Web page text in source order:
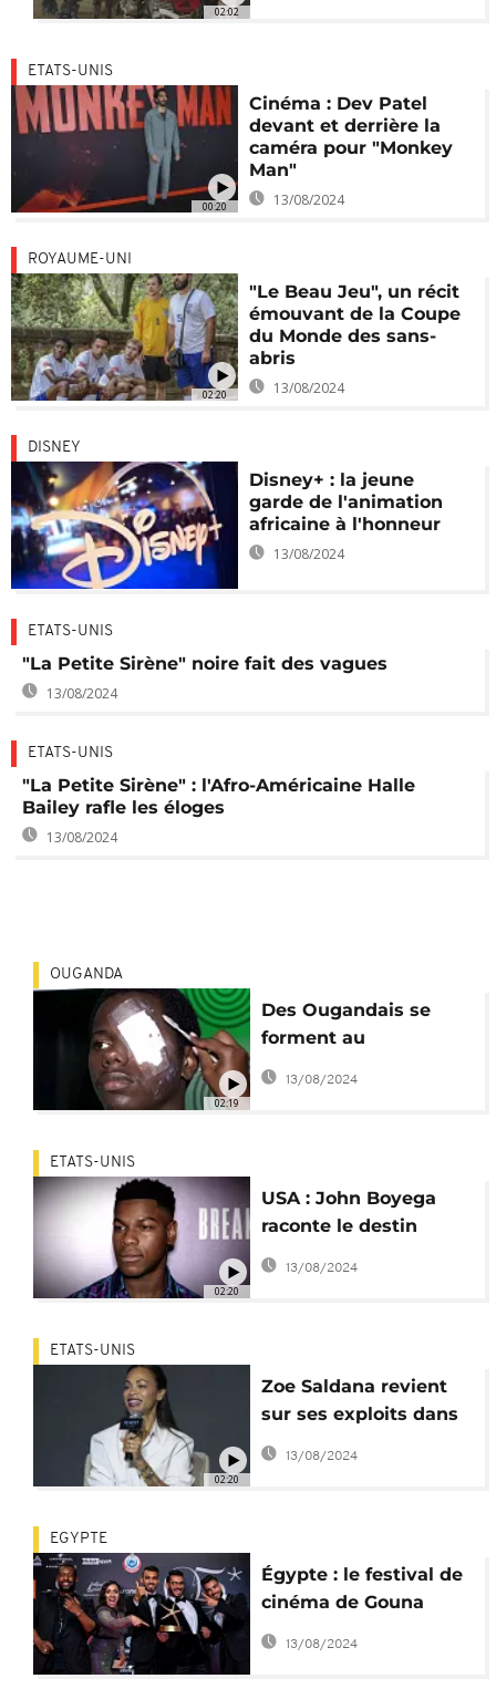
02:02
00:20
ETATS-UNIS
Cinéma : Dev Patel
devant et derrière la
caméra pour "Monkey
Man"
13/08/2024
02:20
ROYAUME-UNI
"Le Beau Jeu", un récit
émouvant de la Coupe
du Monde des sans-
abris
13/08/2024
DISNEY
Disney+ : la jeune
garde de l'animation
africaine à l'honneur
13/08/2024
ETATS-UNIS
"La Petite Sirène" noire fait des vagues
13/08/2024
ETATS-UNIS
"La Petite Sirène" : l'Afro-Américaine Halle
Bailey rafle les éloges
13/08/2024
02:19
OUGANDA
Des Ougandais se
forment au
maquillage de cinéma
13/08/2024
02:20
ETATS-UNIS
USA : John Boyega
raconte le destin
"brisé" d'un ancien
combattant
13/08/2024
02:20
ETATS-UNIS
Zoe Saldana revient
sur ses exploits dans
"Avatar : la Voie de
l'Eau"
13/08/2024
EGYPTE
Égypte : le festival de
cinéma de Gouna
reporté à 2023
13/08/2024